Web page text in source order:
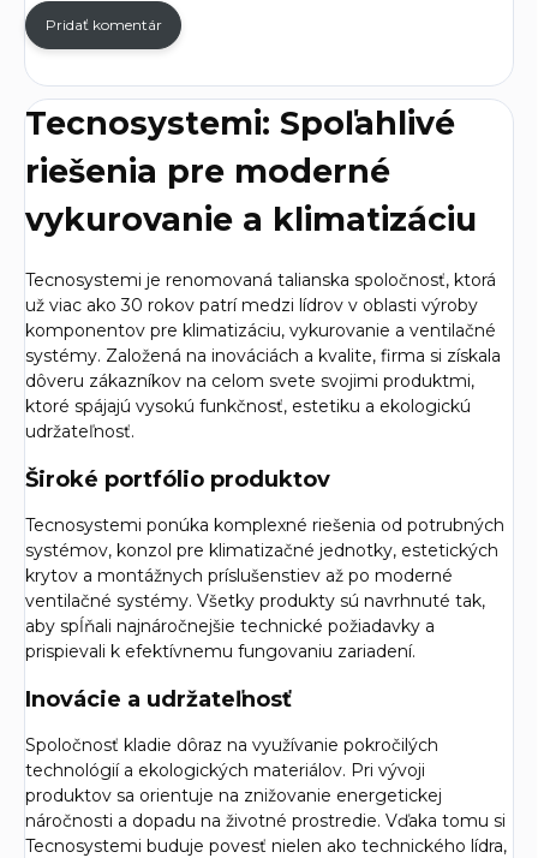
Pridať komentár
Tecnosystemi: Spoľahlivé
riešenia pre moderné
vykurovanie a klimatizáciu
Tecnosystemi je renomovaná talianska spoločnosť, ktorá
už viac ako 30 rokov patrí medzi lídrov v oblasti výroby
komponentov pre klimatizáciu, vykurovanie a ventilačné
systémy. Založená na inováciách a kvalite, firma si získala
dôveru zákazníkov na celom svete svojimi produktmi,
ktoré spájajú vysokú funkčnosť, estetiku a ekologickú
udržateľnosť.
Široké portfólio produktov
Tecnosystemi ponúka komplexné riešenia od potrubných
systémov, konzol pre klimatizačné jednotky, estetických
krytov a montážnych príslušenstiev až po moderné
ventilačné systémy. Všetky produkty sú navrhnuté tak,
aby spĺňali najnáročnejšie technické požiadavky a
prispievali k efektívnemu fungovaniu zariadení.
Inovácie a udržateľnosť
Spoločnosť kladie dôraz na využívanie pokročilých
technológií a ekologických materiálov. Pri vývoji
produktov sa orientuje na znižovanie energetickej
náročnosti a dopadu na životné prostredie. Vďaka tomu si
Tecnosystemi buduje povesť nielen ako technického lídra,